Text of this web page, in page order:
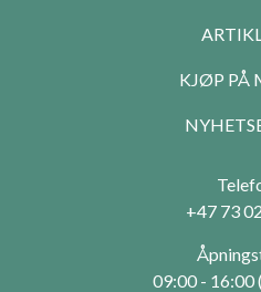
KJØP PÅ
+47 73
09:00 - 16:00